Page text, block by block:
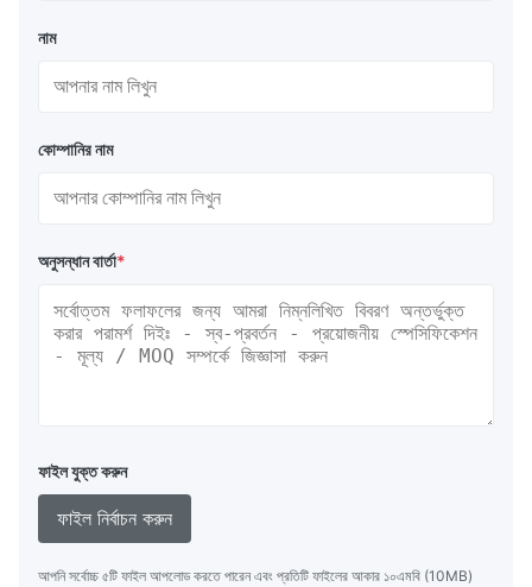
নাম
কোম্পানির নাম
অনুসন্ধান বার্তা*
ফাইল যুক্ত করুন
ফাইল নির্বাচন করুন
আপনি সর্বোচ্চ ৫টি ফাইল আপলোড করতে পারেন এবং প্রতিটি ফাইলের আকার ১০এমবি (10MB)